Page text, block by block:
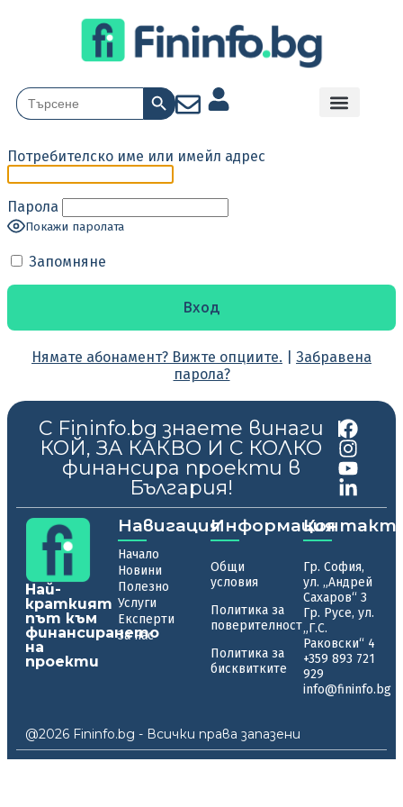
Search
for:
Search Button
Потребителско име или имейл адрес
Парола
Покажи паролата
Запомняне
Нямате абонамент? Вижте опциите.
Забравена
парола?
С Fininfo.bg знаете винаги
КОЙ, ЗА КАКВО И С КОЛКО
финансира проекти в
България!
|
Най-
краткият
път към
финансирането
на
проекти
Навигация
Начало
Новини
Полезно
Услуги
Експерти
За нас
Информация
Общи
условия
Политика за
поверителност
Политика за
бисквитките
Гр. София,
ул. „Андрей
Сахаров“ 3
Гр. Русе, ул.
„Г.С.
Раковски“ 4
+359 893 721
929
info@fininfo.bg
@2026 Fininfo.bg - Всички права запазени